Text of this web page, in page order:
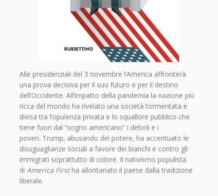
Alle presidenziali del 3 novembre l’America affronterà
una prova decisiva per il suo futuro e per il destino
dell’Occidente. All’impatto della pandemia la nazione più
ricca del mondo ha rivelato una società tormentata e
divisa tra l’opulenza privata e lo squallore pubblico che
tiene fuori dal “sogno americano” i deboli e i
poveri. Trump, abusando del potere, ha accentuato le
disuguaglianze sociali a favore dei bianchi e contro gli
immigrati soprattutto di colore. Il nativismo populista
di America Firstha allontanato il paese dalla tradizione
liberale.